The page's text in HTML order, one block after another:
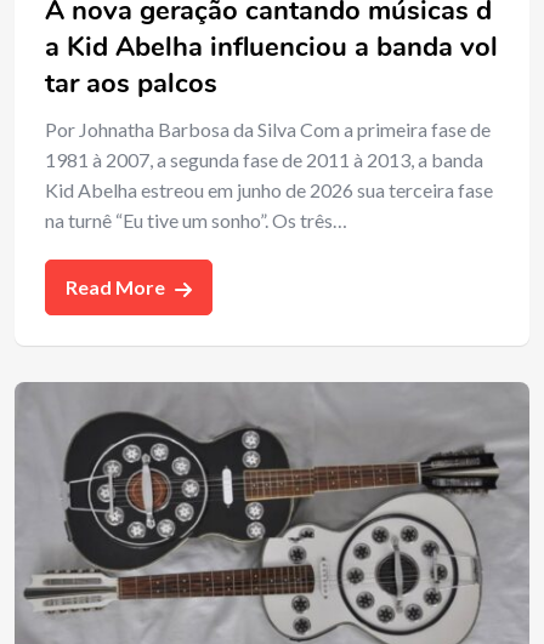
A nova geração cantando músicas d
a Kid Abelha influenciou a banda vol
tar aos palcos
Por Johnatha Barbosa da Silva Com a primeira fase de
1981 à 2007, a segunda fase de 2011 à 2013, a banda
Kid Abelha estreou em junho de 2026 sua terceira fase
na turnê “Eu tive um sonho”. Os três…
Read More